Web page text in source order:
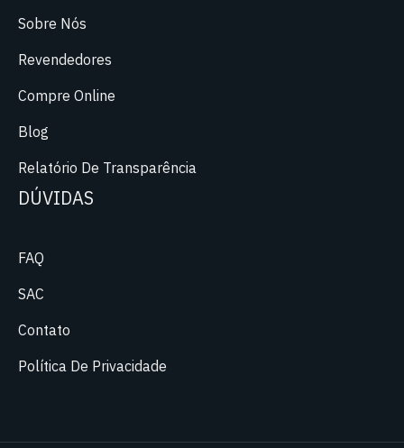
Sobre Nós
Revendedores
Compre Online
Blog
Relatório De Transparência
DÚVIDAS
FAQ
SAC
Contato
Política De Privacidade